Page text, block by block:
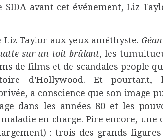
SIDA avant cet événement, Liz
Taylor aux yeux améthyste.
sur un toit brûlant, les
de films et de scandales people
d’Hollywood. Et
a conscience que son image
dans les années 80 et les
en charge. Pire encore, une
: trois des grands figures